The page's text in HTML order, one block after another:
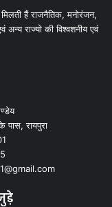
हैं राजनैतिक, मनोरंजन,
अन्य राज्यो की विश्वशनीय एवं
पास, रायपुरा